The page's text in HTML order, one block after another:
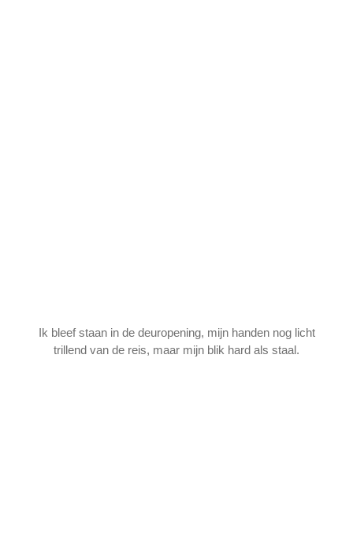
Ik bleef staan in de deuropening, mijn handen nog licht
trillend van de reis, maar mijn blik hard als staal.